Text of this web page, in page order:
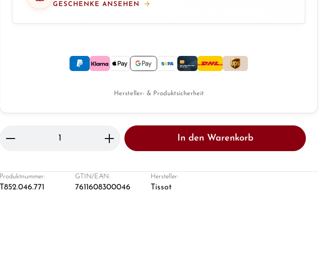
GESCHENKE ANSEHEN
Hersteller- & Produktsicherheit
Produkt Anzahl: Gib den gewünschten Wert ein oder
In den Warenkorb
Produktnummer:
T852.046.771
GTIN/EAN:
7611608300046
Hersteller:
Tissot